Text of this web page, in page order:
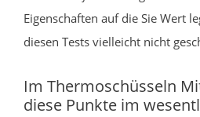
Eigenschaften auf die Sie Wert
diesen Tests vielleicht nicht
Im Thermoschüsseln
diese Punkte im